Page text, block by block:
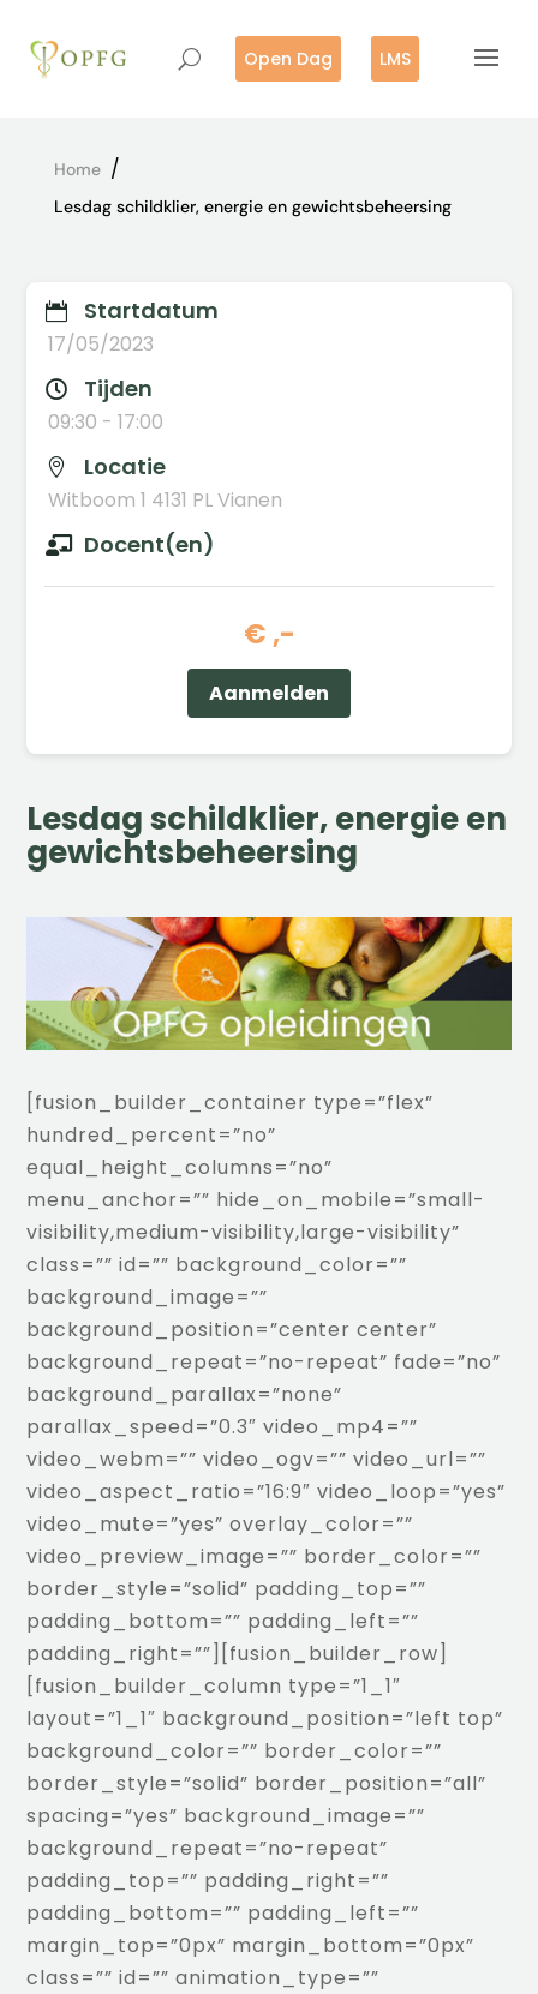
Open Dag LMS
Home /
Lesdag schildklier, energie en gewichtsbeheersing
Lesdag schildklier, energie en
gewichtsbeheersing
[fusion_builder_container type=”flex”
hundred_percent=”no”
equal_height_columns=”no”
menu_anchor=”” hide_on_mobile=”small-
visibility,medium-visibility,large-visibility”
class=”” id=”” background_color=””
background_image=””
background_position=”center center”
background_repeat=”no-repeat” fade=”no”
background_parallax=”none”
parallax_speed=”0.3″ video_mp4=””
video_webm=”” video_ogv=”” video_url=””
video_aspect_ratio=”16:9″ video_loop=”yes”
video_mute=”yes” overlay_color=””
video_preview_image=”” border_color=””
border_style=”solid” padding_top=””
padding_bottom=”” padding_left=””
padding_right=””][fusion_builder_row]
[fusion_builder_column type=”1_1″
layout=”1_1″ background_position=”left top”
background_color=”” border_color=””
border_style=”solid” border_position=”all”
spacing=”yes” background_image=””
background_repeat=”no-repeat”
padding_top=”” padding_right=””
padding_bottom=”” padding_left=””
margin_top=”0px” margin_bottom=”0px”
class=”” id=”” animation_type=””
 Startdatum
17/05/2023
 Tijden
09:30 - 17:00
 Locatie
Witboom 1 4131 PL Vianen
 Docent(en)
€ ,-
Aanmelden